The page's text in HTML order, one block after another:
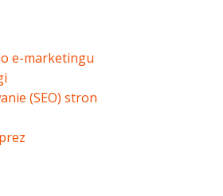
e-marketingu
(SEO) stron